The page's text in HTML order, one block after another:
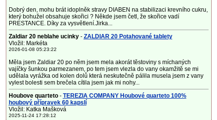
Dobrý den, mohu brát idoplněk stravy DIABEN na stabilizaci krevního cukru,
který bohužel obsahuje skořici ? Někde jsem četl, že skořice vadí
PRESTANCE. Díky za vysvětlení.Jirka...
Zaldiar 20 neblahe ucinky- ZALDIAR 20 Potahované tablety
Vložil: Markéta
2026-01-08 05:23:22
Měla jsem Zaldiar 20 po něm jsem mela akorát těstoviny s míchaných
vajíčky šunkou parmezanem, po tem jsem vlezla do vany okamžitě se mi
udělala vyrážka od kolen dolů která neskutečně pálila musela jsem z vany
vylest bolesti sem brečela cítila jsem jak mi nohy...
Houbove quarteto- TEREZIA COMPANY Houbové quarteto 100%
houbový přípravek 60 kapslí
Vložil: Katka Mašková
2025-11-24 17:28:12